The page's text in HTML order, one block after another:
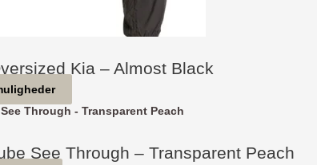
Kia – Almost Black
vare
flere
See Through – Transparent Peach